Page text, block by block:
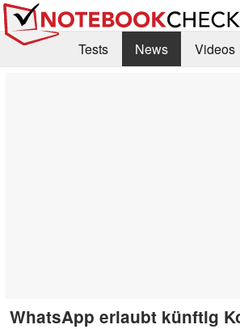
Tests News
Videos
WhatsApp erlaubt künftig